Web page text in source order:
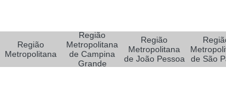
Sistemas Oxigenoterapia em São Paulo
Sistemas Oxigenoterapia em Taubaté
Região
Metropolitana
Região
Metropolitana
de Campina
Grande
Região
Metropolitana
de João Pessoa
de São